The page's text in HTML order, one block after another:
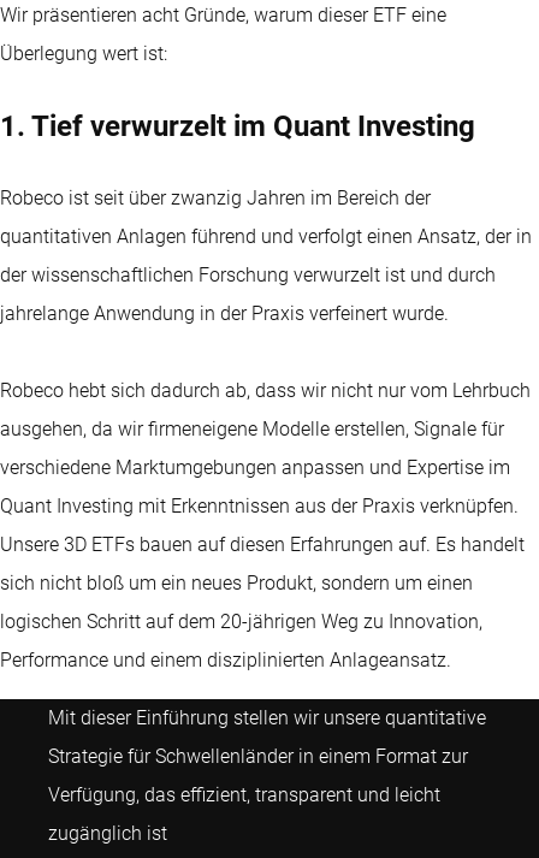
Wir präsentieren acht Gründe, warum dieser ETF eine
Überlegung wert ist:
1. Tief verwurzelt im Quant Investing
Robeco ist seit über zwanzig Jahren im Bereich der
quantitativen Anlagen führend und verfolgt einen Ansatz, der in
der wissenschaftlichen Forschung verwurzelt ist und durch
jahrelange Anwendung in der Praxis verfeinert wurde.
Robeco hebt sich dadurch ab, dass wir nicht nur vom Lehrbuch
ausgehen, da wir firmeneigene Modelle erstellen, Signale für
verschiedene Marktumgebungen anpassen und Expertise im
Quant Investing mit Erkenntnissen aus der Praxis verknüpfen.
Unsere 3D ETFs bauen auf diesen Erfahrungen auf. Es handelt
sich nicht bloß um ein neues Produkt, sondern um einen
logischen Schritt auf dem 20-jährigen Weg zu Innovation,
Performance und einem disziplinierten Anlageansatz.
Mit dieser Einführung stellen wir unsere quantitative
Strategie für Schwellenländer in einem Format zur
Verfügung, das effizient, transparent und leicht
zugänglich istNick King